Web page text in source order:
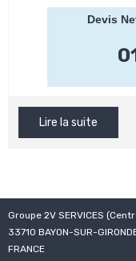
Devis
Lire la suite
Groupe 2V SERVICES
33710 BAYON-SUR-
FRANCE